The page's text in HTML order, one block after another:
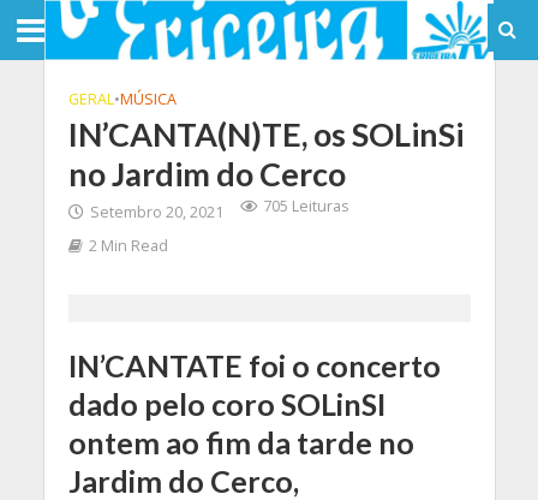
GERAL•MÚSICA
IN’CANTA(N)TE, os SOLinSi
no Jardim do Cerco
Setembro 20, 2021
705 Leituras
2 Min Read
IN’CANTATE foi o concerto
dado pelo coro SOLinSI
ontem ao fim da tarde no
Jardim do Cerco,